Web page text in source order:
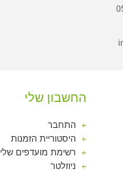
החשבון שלי
התחבר
היסטוריית הזמנות
רשימת מועדפים שלי
ניוזלטר